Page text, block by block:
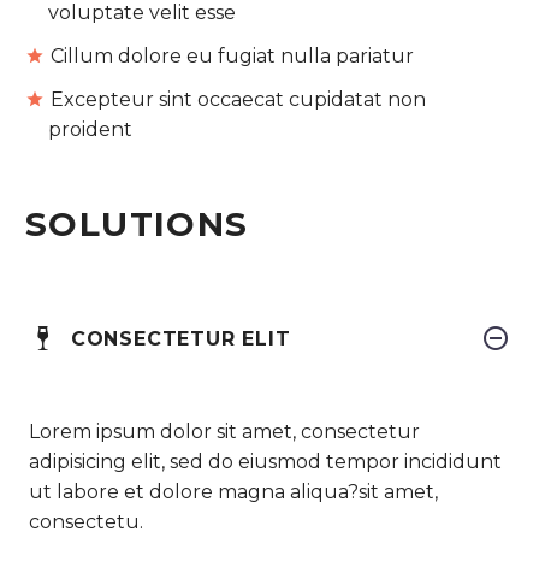
voluptate velit esse
Cillum dolore eu fugiat nulla pariatur
Excepteur sint occaecat cupidatat non
proident
SOLUTIONS
CONSECTETUR ELIT
Lorem ipsum dolor sit amet, consectetur
adipisicing elit, sed do eiusmod tempor incididunt
ut labore et dolore magna aliqua?sit amet,
consectetu.